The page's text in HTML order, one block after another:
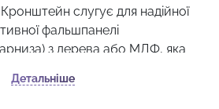
Кронштейн слугує для надійної
фальшпанелі
з дерева або МДФ, яка
Дозволяє легко навісити
Детальніше